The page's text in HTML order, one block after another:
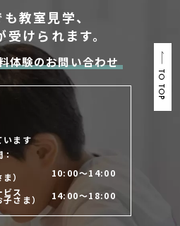
TO TOP
教室見学、
けられます。
体験のお問い合わせ
ます
：
ま）
10:00～14:00
ス
子さま） 14:00～18:00